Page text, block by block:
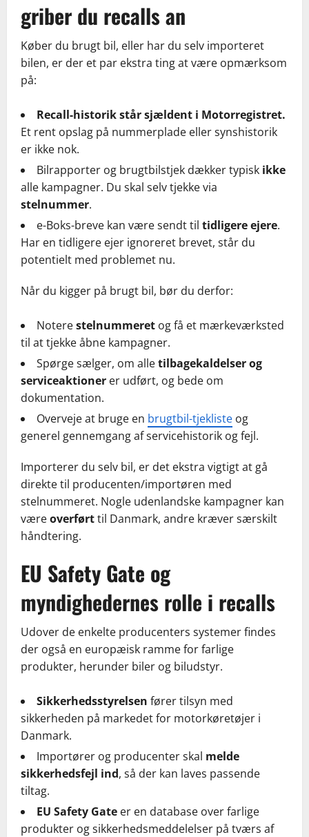
griber du recalls an
Køber du brugt bil, eller har du selv importeret
bilen, er der et par ekstra ting at være opmærksom
på:
Recall-historik står sjældent i Motorregistret.
Et rent opslag på nummerplade eller synshistorik
er ikke nok.
Bilrapporter og brugtbilstjek dækker typisk ikke
alle kampagner. Du skal selv tjekke via
stelnummer.
e-Boks-breve kan være sendt til tidligere ejere.
Har en tidligere ejer ignoreret brevet, står du
potentielt med problemet nu.
Når du kigger på brugt bil, bør du derfor:
Noterestelnummeret og få et mærkeværksted
til at tjekke åbne kampagner.
Spørge sælger, om alletilbagekaldelser og
serviceaktioner er udført, og bede om
dokumentation.
Overveje at bruge en brugtbil-tjekliste og
generel gennemgang af servicehistorik og fejl.
Importerer du selv bil, er det ekstra vigtigt at gå
direkte til producenten/importøren med
stelnummeret. Nogle udenlandske kampagner kan
væreoverførttil Danmark, andre kræver særskilt
håndtering.
EU Safety Gate og
myndighedernes rolle i recalls
Udover de enkelte producenters systemer findes
der også en europæisk ramme for farlige
produkter, herunder biler og biludstyr.
Sikkerhedsstyrelsen fører tilsyn med
sikkerheden på markedet for motorkøretøjer i
Danmark.
Importører og producenter skal melde
sikkerhedsfejl ind, så der kan laves passende
tiltag.
EU Safety Gate er en database over farlige
produkter og sikkerhedsmeddelelser på tværs af